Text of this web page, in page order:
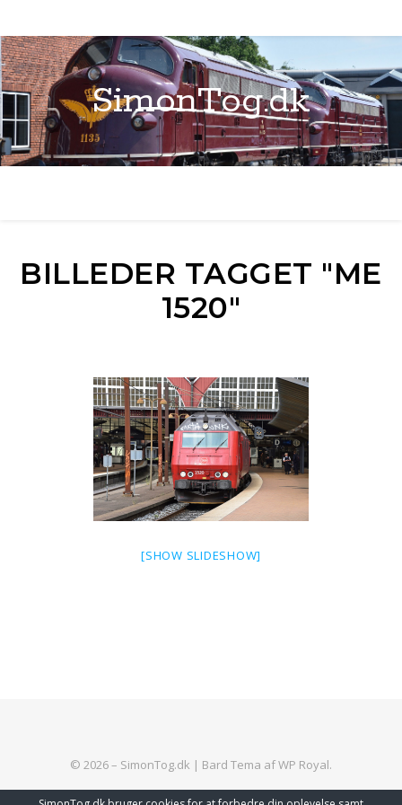
SimonTog.dk
BILLEDER TAGGET "ME
1520"
[SHOW SLIDESHOW]
© 2026 – SimonTog.dk | Bard Tema afWP Royal.